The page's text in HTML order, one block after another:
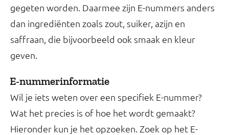
gegeten worden. Daarmee zijn E-nummers anders
dan ingrediënten zoals zout, suiker, azijn en
saffraan, die bijvoorbeeld ook smaak en kleur
geven.
E-nummerinformatie
Wil je iets weten over een specifiek E-nummer?
Wat het precies is of hoe het wordt gemaakt?
Hieronder kun je het opzoeken. Zoek op het E-